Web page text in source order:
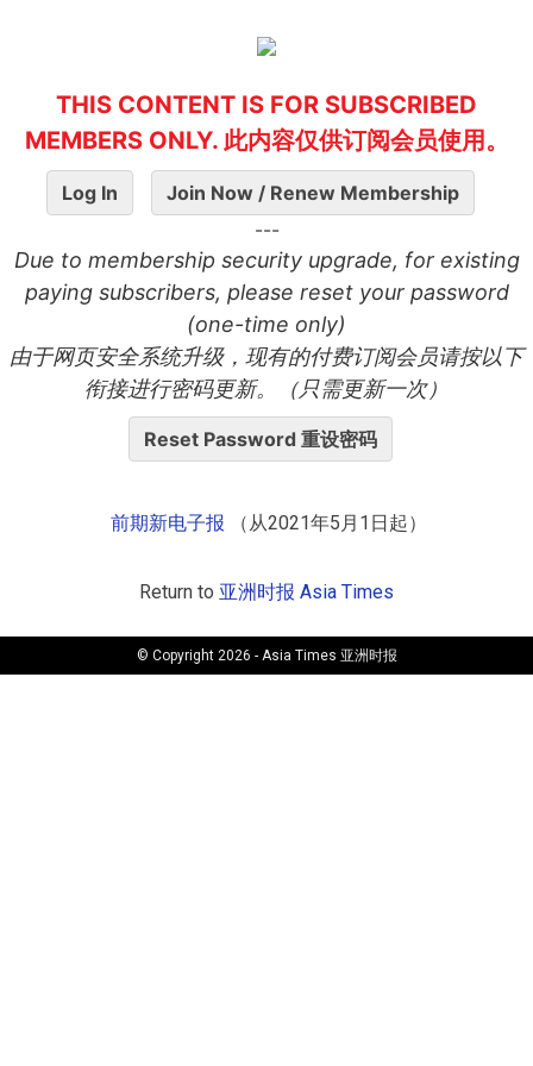
THIS CONTENT IS FOR SUBSCRIBED
MEMBERS ONLY. 此内容仅供订阅会员使用。
Log In
Join Now / Renew Membership
---
Due to membership security upgrade, for existing
paying subscribers, please reset your password
(one-time only)
由于网页安全系统升级，现有的付费订阅会员请按以下
衔接进行密码更新。（只需更新一次）
Reset Password 重设密码
前期新电子报 （从2021年5月1日起）
Return to 亚洲时报 Asia Times
© Copyright 2026 - Asia Times 亚洲时报